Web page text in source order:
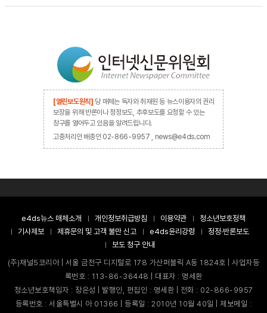
[열린보도원칙] 당 매체는 독자와 취재원 등 뉴스이용자의 권리
보장을 위해 반론이나 정정보도, 추후보도를 요청할 수 있는
창구를 열어두고 있음을 알려드립니다.
고충처리인 배종인 02-866-9957 , news@e4ds.com
e4ds뉴스 매체소개 개인정보취급방침 이용약관
청소년보호정책
기사제보
제휴문의 및 고객 불만 신고 e4ds윤리강령
정정·반론보도
보도 청구 안내
(주)채널5코리아 | 서울 금천구 디지털로 178 가산퍼블릭 A동 1824호 | 사업자등
록번호 : 113-86-36448 | 대표자 : 명세환
청소년보호책임자 : 장은성 | 발행인, 편집인 : 명세환 | 전화 : 02-866-9957
등록번호 : 서울특별시 아 01366 | 등록일 : 2010년 10월 40일 | 제보메일 :